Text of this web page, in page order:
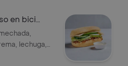
en bici
lechuga,
pepino,